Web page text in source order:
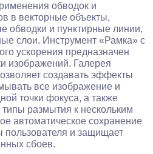
обводок и
в векторные объекты,
обводки и пунктирные линии,
слои. Инструмент «Рамка» с
ускорения предназначен
изображений. Галерея
создавать эффекты
все изображение и
точки фокуса, а также
размытия к нескольким
автоматическое сохранение
пользователя и защищает
сбоев.